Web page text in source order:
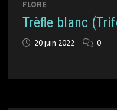
FLORE
Trèfle blanc
20 juin 2022 0